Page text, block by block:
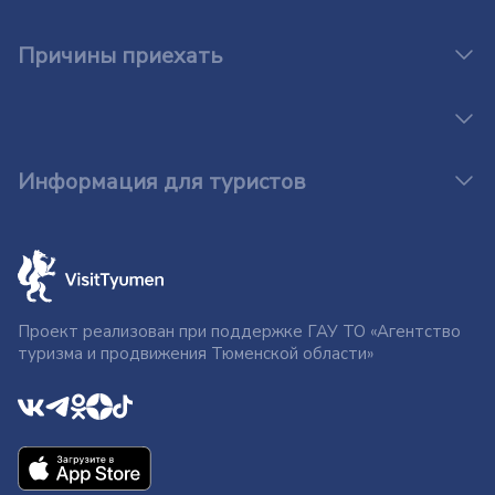
Причины приехать
Информация для туристов
Проект реализован при поддержке ГАУ ТО «Агентство
туризма и продвижения Тюменской области»